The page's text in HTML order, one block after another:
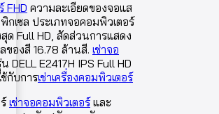
FHD ความละเอียดของจอแส
กเซล ประเภทจอคอมพิวเตอร์
ด Full HD, สัดส่วนการแสดง
ของสี 16.78 ล้านสี. เช่าจอ
DELL E2417H IPS Full HD
กับการเช่าเครื่องคอมพิวเตอร์
เช่าจอคอมพิวเตอร์ และ